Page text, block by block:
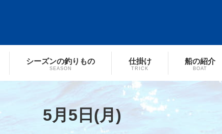
シーズンの釣りもの
SEASON
仕掛け
TRICK
船の紹介
BOAT
5月5日(月)